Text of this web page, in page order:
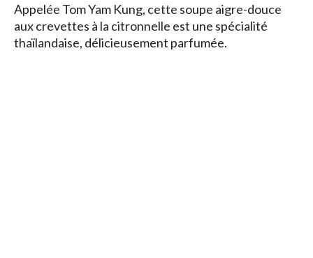
Appelée Tom Yam Kung, cette soupe aigre-douce
aux crevettes à la citronnelle est une spécialité
thaïlandaise, délicieusement parfumée.